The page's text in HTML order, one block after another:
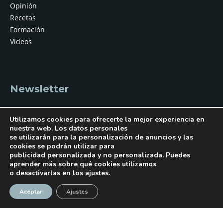
Opinión
Recetas
Formación
Vídeos
Newsletter
Suscríbase gratis al newsletter de Profesional Horeca para
recibir en su e-mail información profesional práctica y más
soluciones para todos los establecimientos hosteleros:
hoteles, restaurantes, bares y cafeterías, y colectividades.
¡Suscríbase!
Utilizamos cookies para ofrecerte la mejor experiencia en
nuestra web. Los datos personales
se utilizarán para la personalización de anuncios y las
cookies se podrán utilizar para
publicidad personalizada y no personalizada. Puedes
aprender más sobre qué cookies utilizamos
o desactivarlas en los ajustes.
Aceptar Ajustes